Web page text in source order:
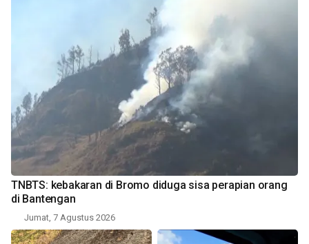
TNBTS: kebakaran di Bromo diduga sisa perapian orang
di Bantengan
Jumat, 7 Agustus 2026